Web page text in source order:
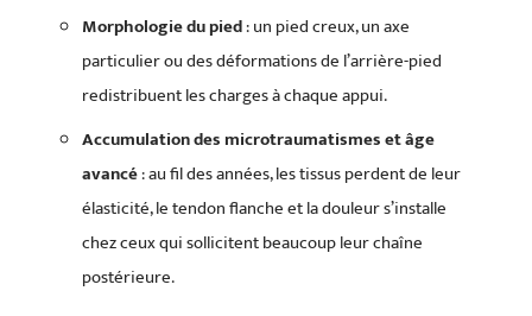
Morphologie du pied: un pied creux, un axe
particulier ou des déformations de l’arrière-pied
redistribuent les charges à chaque appui.
Accumulation des microtraumatismes et âge
avancé: au fil des années, les tissus perdent de leur
élasticité, le tendon flanche et la douleur s’installe
chez ceux qui sollicitent beaucoup leur chaîne
postérieure.